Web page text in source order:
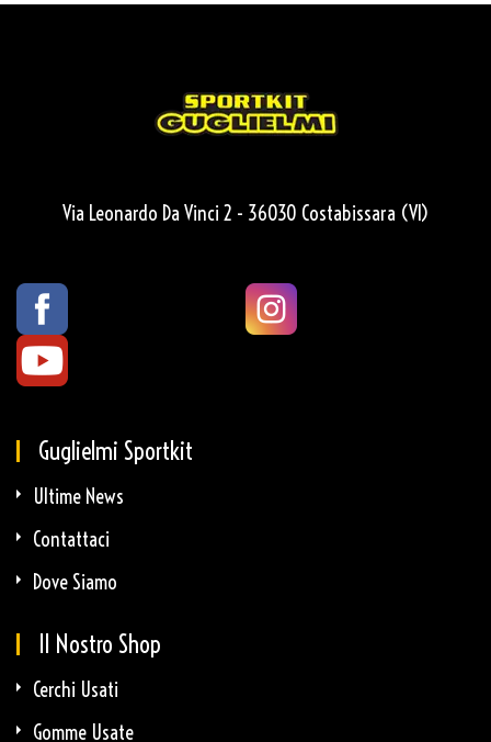
Via Leonardo Da Vinci 2 - 36030 Costabissara (VI)
Guglielmi Sportkit
Ultime News
Contattaci
Dove Siamo
Il Nostro Shop
Cerchi Usati
Gomme Usate